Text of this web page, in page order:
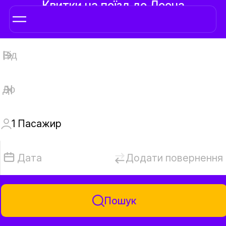
Квитки на поїзд до Леона
1 Пaсажир
Дата Додати повернення
Пошук